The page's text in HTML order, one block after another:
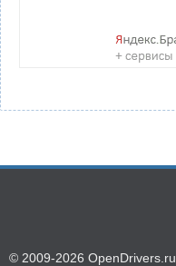
© 2009-2026 OpenDrivers.ru